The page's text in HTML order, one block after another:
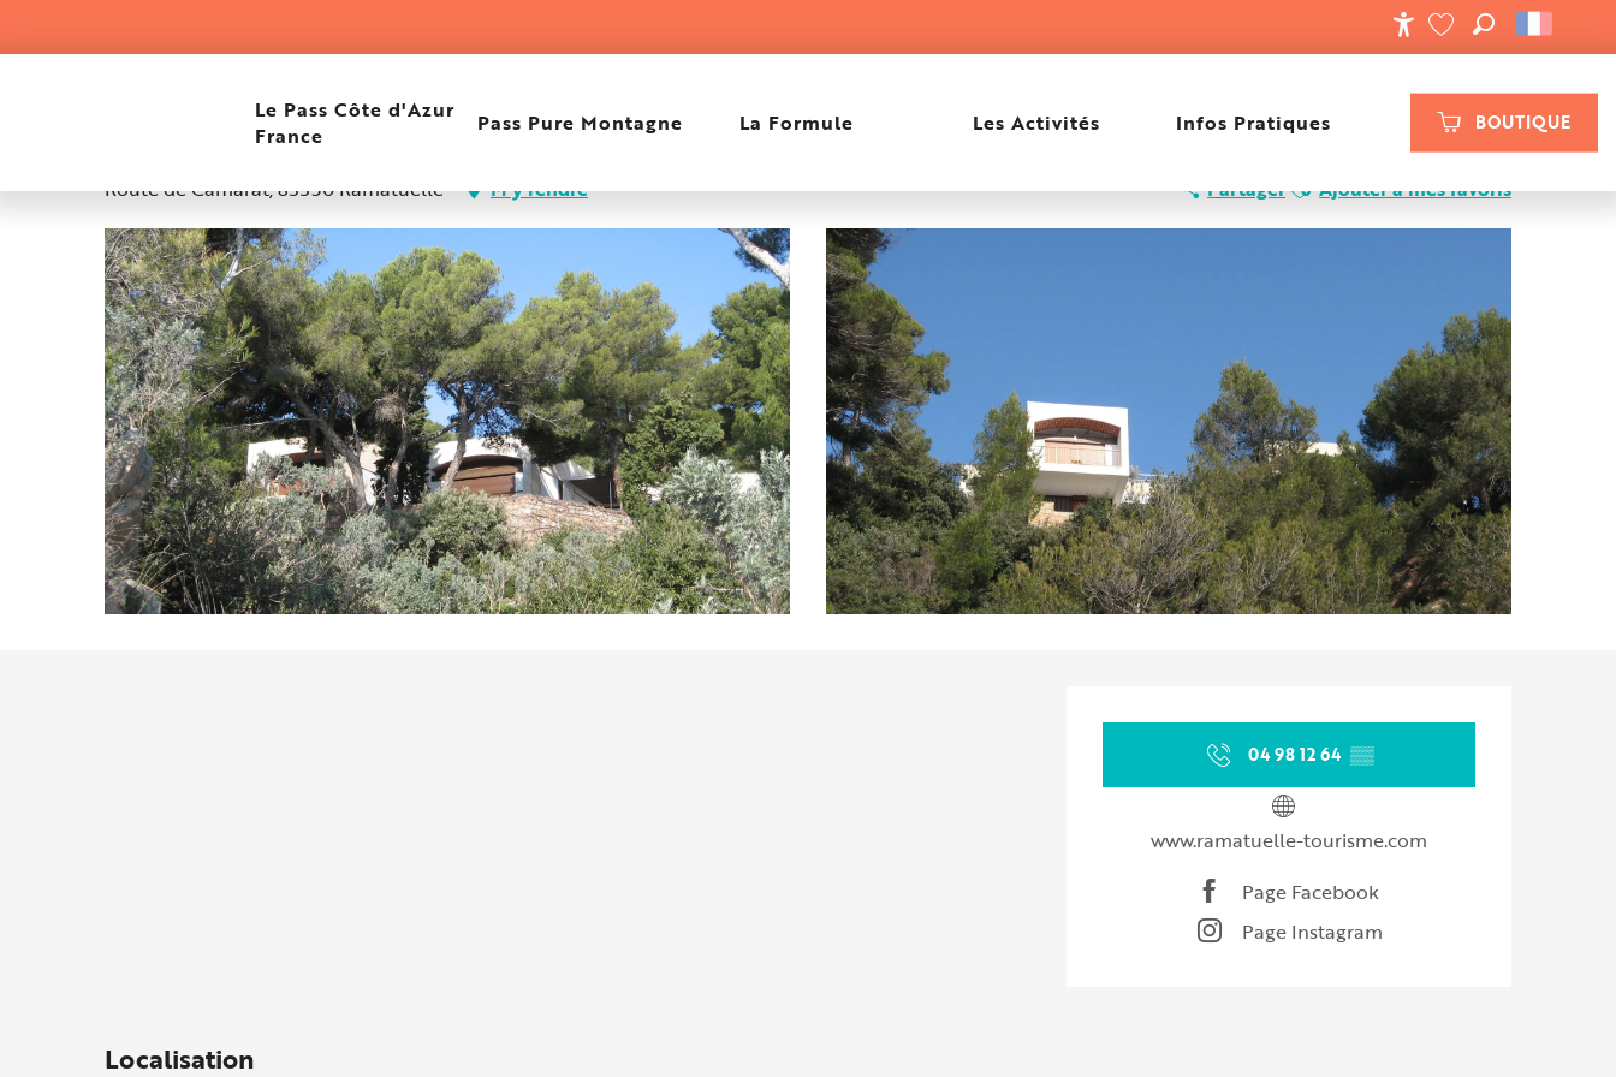
BOUTIQUE
VOIR LES FAVORIS
RECHERCHE
Le Pass Côte d'Azur
France
Pass Pure Montagne La Formule Les Activités Infos Pratiques
Village du Merlier
Route de Camarat, 83350 Ramatuelle M'y rendre Partager Ajouter à mes favoris
Ouverture et coordonnées
04 98 12 64 ▒▒
www.ramatuelle-tourisme.com
Page Facebook
Page Instagram
Localisation